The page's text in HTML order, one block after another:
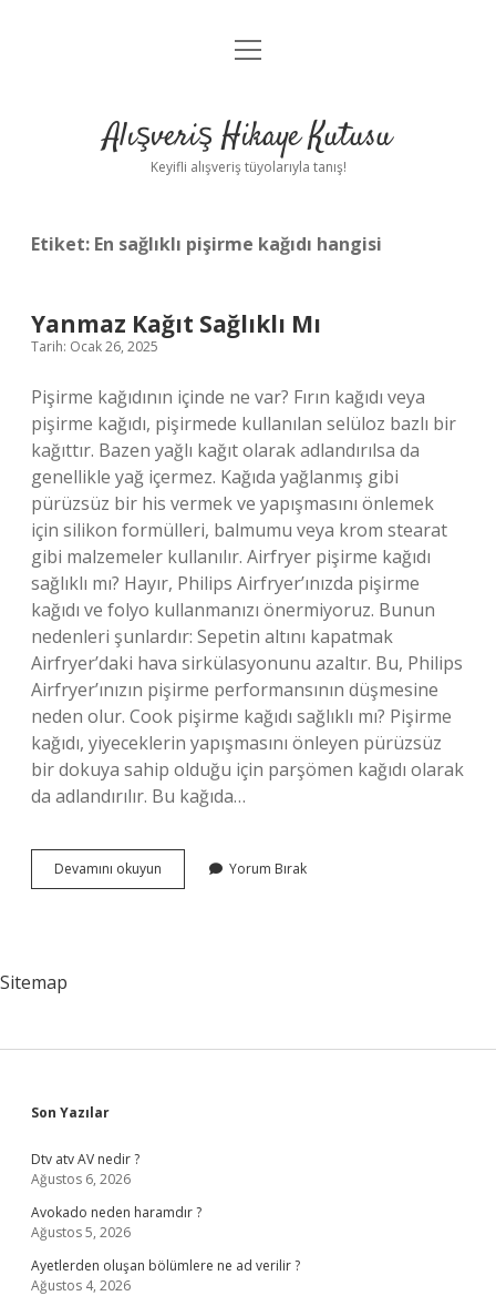
Anasayfa
Yasal Uyarı
menüyü
Alışveriş Hikaye Kutusu
Keyifli alışveriş tüyolarıyla tanış!
Etiket: En sağlıklı pişirme kağıdı hangisi
Yanmaz Kağıt Sağlıklı Mı
Tarih: Ocak 26, 2025
Pişirme kağıdının içinde ne var? Fırın kağıdı veya
pişirme kağıdı, pişirmede kullanılan selüloz bazlı bir
kağıttır. Bazen yağlı kağıt olarak adlandırılsa da
genellikle yağ içermez. Kağıda yağlanmış gibi
pürüzsüz bir his vermek ve yapışmasını önlemek
için silikon formülleri, balmumu veya krom stearat
gibi malzemeler kullanılır. Airfryer pişirme kağıdı
sağlıklı mı? Hayır, Philips Airfryer’ınızda pişirme
kağıdı ve folyo kullanmanızı önermiyoruz. Bunun
nedenleri şunlardır: Sepetin altını kapatmak
Airfryer’daki hava sirkülasyonunu azaltır. Bu, Philips
Airfryer’ınızın pişirme performansının düşmesine
neden olur. Cook pişirme kağıdı sağlıklı mı? Pişirme
kağıdı, yiyeceklerin yapışmasını önleyen pürüzsüz
bir dokuya sahip olduğu için parşömen kağıdı olarak
da adlandırılır. Bu kağıda…
Devamını okuyun Yanmaz
Kağıt
Yorum Bırak
Sitemap
Sidebar
Son Yazılar
Dtv atv AV nedir ?
Ağustos 6, 2026
Avokado neden haramdır ?
Ağustos 5, 2026
Ayetlerden oluşan bölümlere ne ad verilir ?
Ağustos 4, 2026